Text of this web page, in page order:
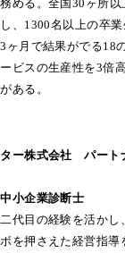
める。全国30ヶ所以
、1300名以上の卒業
ヶ月で結果がでる18
ビスの生産性を3倍
がある。
ー株式会社 パート
小企業診断士
代目の経験を活かし
を押さえた経営指導